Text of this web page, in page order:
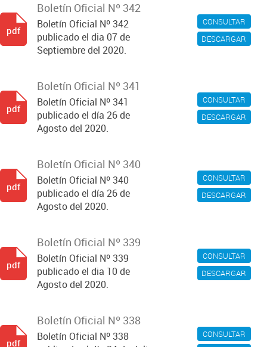
CONSULTAR
DESCARGAR
Boletín Oficial Nº 342
Boletín Oficial Nº 342
publicado el dia 07 de
Septiembre del 2020.
pdf
CONSULTAR
DESCARGAR
Boletín Oficial Nº 341
Boletín Oficial Nº 341
publicado el día 26 de
Agosto del 2020.
pdf
CONSULTAR
DESCARGAR
Boletín Oficial Nº 340
Boletín Oficial Nº 340
publicado el día 26 de
Agosto del 2020.
pdf
CONSULTAR
DESCARGAR
Boletín Oficial Nº 339
Boletín Oficial Nº 339
publicado el dia 10 de
Agosto del 2020.
pdf
CONSULTAR
Boletín Oficial Nº 338
Boletín Oficial Nº 338
pdf